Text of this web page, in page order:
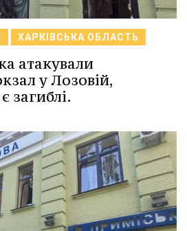
ХАРКІВСЬКА ОБЛАСТЬ
атакували
у Лозовій,
загиблі.